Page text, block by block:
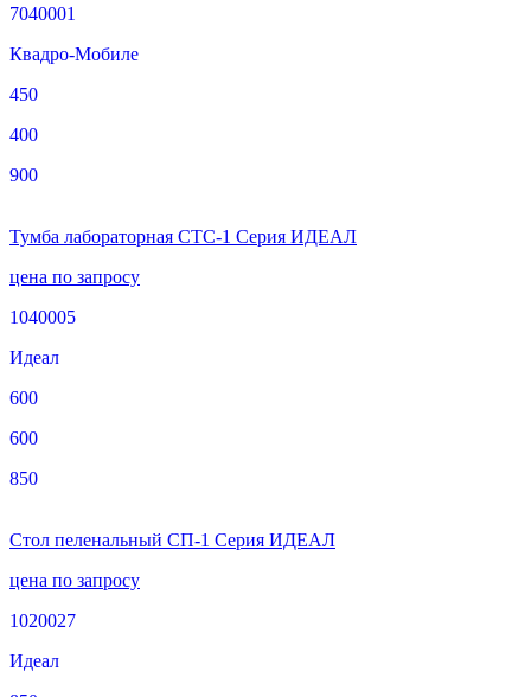
7040001
Квадро-Мобиле
450
400
900
Тумба лабораторная СТС-1 Серия ИДЕАЛ
цена по запросу
1040005
Идеал
600
600
850
Стол пеленальный СП-1 Серия ИДЕАЛ
цена по запросу
1020027
Идеал